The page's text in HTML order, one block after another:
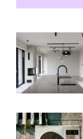
...